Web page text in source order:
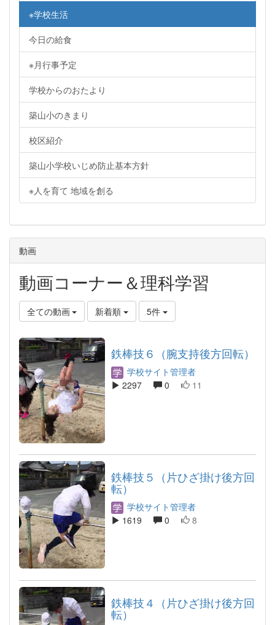
※学校生活
今日の給食
※月行事予定
学校からのおたより
築山小のきまり
校区紹介
築山小学校いじめ防止基本方針
※人を育て 地域を創る
動画
動画コーナー＆理科学習
全ての動画 新着順 5件
鉄棒技６（腕支持後方回転）
学校サイト管理者
2297
0 11
鉄棒技５（片ひざ掛け後方回
転）
学校サイト管理者
1619
0 8
鉄棒技４（片ひざ掛け後方回
転）